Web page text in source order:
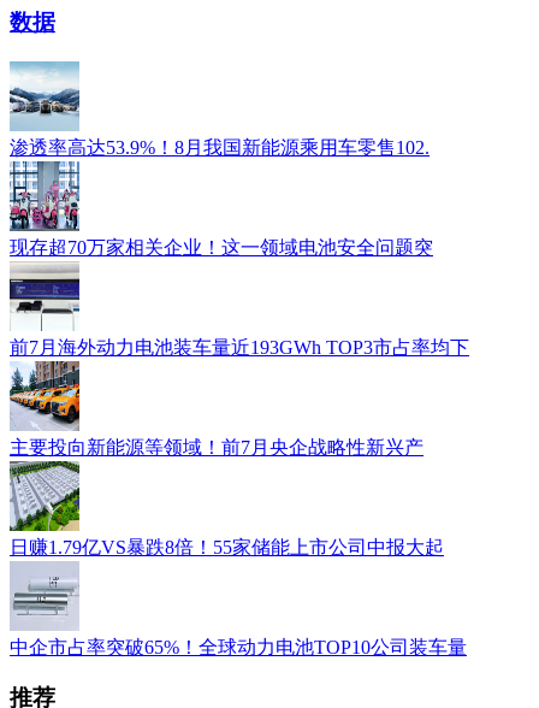
数据
渗透率高达53.9%！8月我国新能源乘用车零售102.
现存超70万家相关企业！这一领域电池安全问题突
前7月海外动力电池装车量近193GWh TOP3市占率均下
主要投向新能源等领域！前7月央企战略性新兴产
日赚1.79亿VS暴跌8倍！55家储能上市公司中报大起
中企市占率突破65%！全球动力电池TOP10公司装车量
推荐